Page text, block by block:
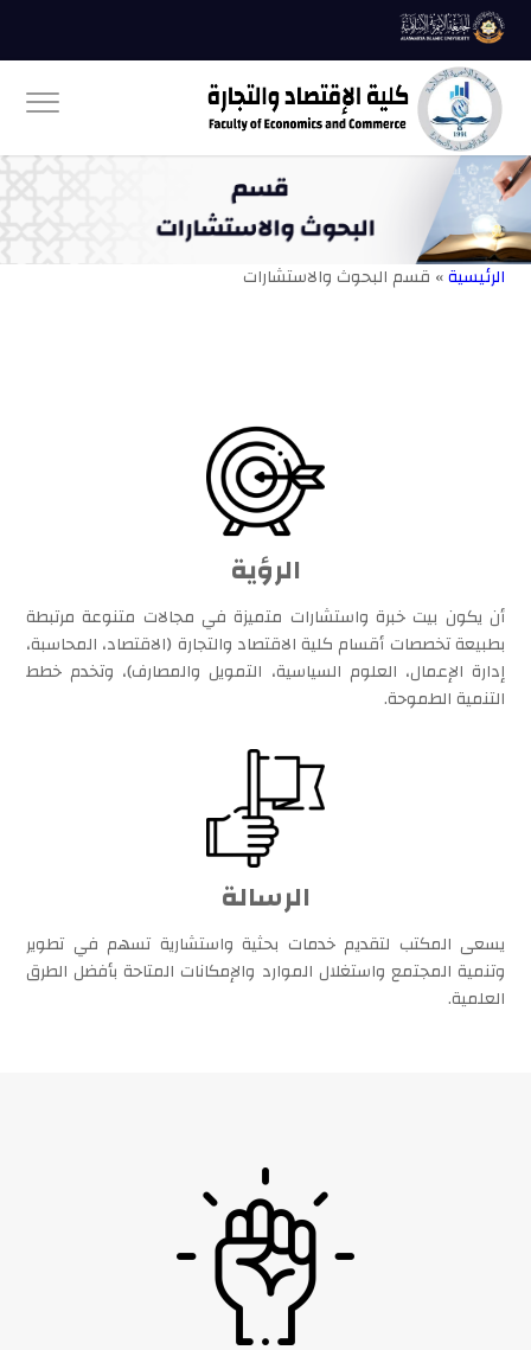
الرئيسية» قسم البحوث والاستشارات
الرؤية
أن يكون بيت خبرة واستشارات متميزة في مجالات متنوعة مرتبطة
بطبيعة تخصصات أقسام كلية الاقتصاد والتجارة (الاقتصاد، المحاسبة،
إدارة الإعمال، العلوم السياسية، التمويل والمصارف)، وتخدم خطط
التنمية الطموحة.
الرسالة
يسعى المكتب لتقديم خدمات بحثية واستشارية تسهم في تطوير
وتنمية المجتمع واستغلال الموارد والإمكانات المتاحة بأفضل الطرق
العلمية.